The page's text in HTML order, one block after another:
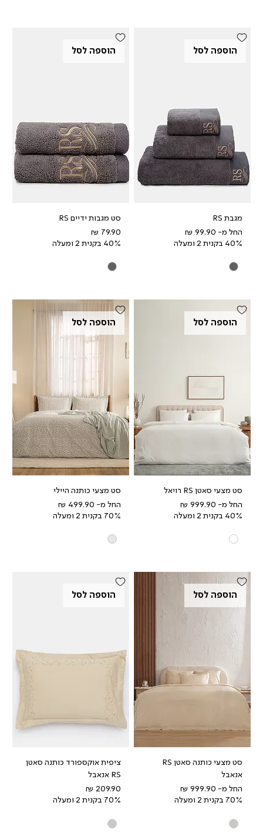
הוספה לסל
מגבת RS
החל מ-
מחיר מבצע
40% בקנית 2 ומעלה
הוספה לסל
סט מגבות ידיים RS
מחיר
40% בקנית 2 ומעלה
הוספה לסל
סט מצעי סאטן RS רויאל
החל מ-
מחיר מבצע
40% בקנית 2 ומעלה
הוספה לסל
סט מצעי כותנה היילי
החל מ-
מחיר מבצע
70% בקנית 2 ומעלה
הוספה לסל
סט מצעי כותנה סאטן RS
אנאבל
החל מ-
מחיר מבצע
70% בקנית 2 ומעלה
הוספה לסל
ציפית אוקספורד כותנה סאטן
RS אנאבל
מחיר
70% בקנית 2 ומעלה